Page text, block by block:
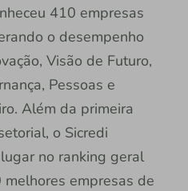
410 empresas
o desempenho
Visão de Futuro,
Pessoas e
Além da primeira
o Sicredi
no ranking geral
empresas de